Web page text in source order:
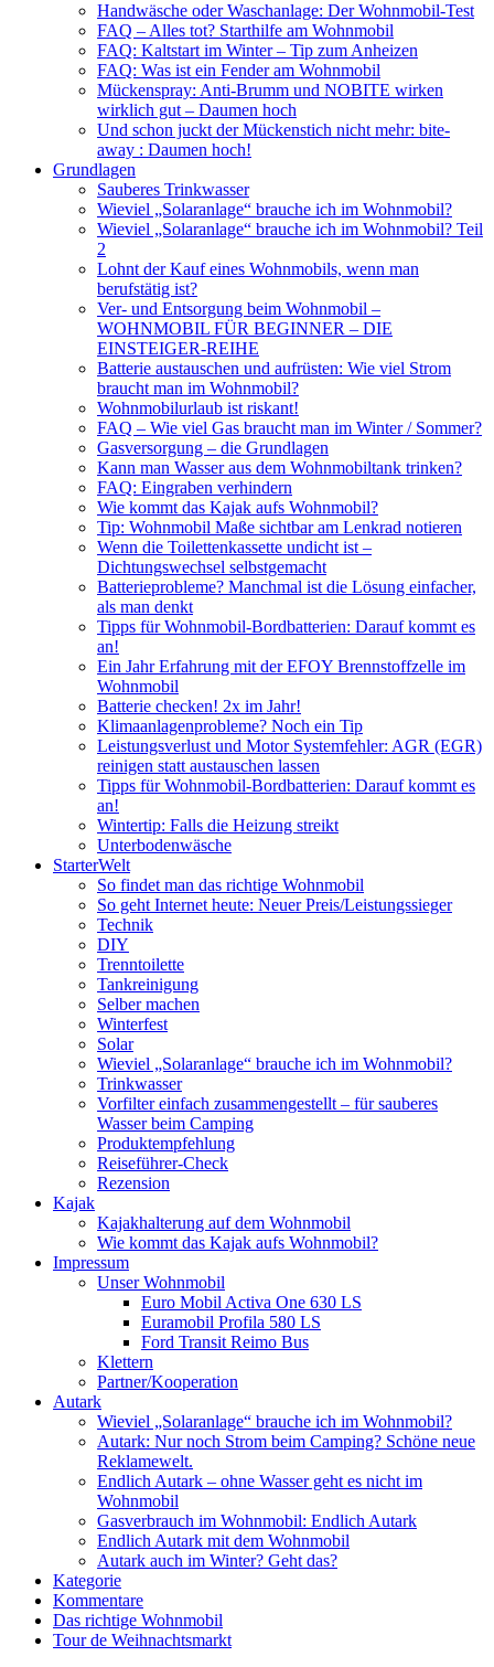
Handwäsche oder Waschanlage: Der Wohnmobil-Test
FAQ – Alles tot? Starthilfe am Wohnmobil
FAQ: Kaltstart im Winter – Tip zum Anheizen
FAQ: Was ist ein Fender am Wohnmobil
Mückenspray: Anti-Brumm und NOBITE wirken
wirklich gut – Daumen hoch
Und schon juckt der Mückenstich nicht mehr: bite-
away : Daumen hoch!
Grundlagen
Sauberes Trinkwasser
Wieviel „Solaranlage“ brauche ich im Wohnmobil?
Wieviel „Solaranlage“ brauche ich im Wohnmobil? Teil
2
Lohnt der Kauf eines Wohnmobils, wenn man
berufstätig ist?
Ver- und Entsorgung beim Wohnmobil –
WOHNMOBIL FÜR BEGINNER – DIE
EINSTEIGER-REIHE
Batterie austauschen und aufrüsten: Wie viel Strom
braucht man im Wohnmobil?
Wohnmobilurlaub ist riskant!
FAQ – Wie viel Gas braucht man im Winter / Sommer?
Gasversorgung – die Grundlagen
Kann man Wasser aus dem Wohnmobiltank trinken?
FAQ: Eingraben verhindern
Wie kommt das Kajak aufs Wohnmobil?
Tip: Wohnmobil Maße sichtbar am Lenkrad notieren
Wenn die Toilettenkassette undicht ist –
Dichtungswechsel selbstgemacht
Batterieprobleme? Manchmal ist die Lösung einfacher,
als man denkt
Tipps für Wohnmobil-Bordbatterien: Darauf kommt es
an!
Ein Jahr Erfahrung mit der EFOY Brennstoffzelle im
Wohnmobil
Batterie checken! 2x im Jahr!
Klimaanlagenprobleme? Noch ein Tip
Leistungsverlust und Motor Systemfehler: AGR (EGR)
reinigen statt austauschen lassen
Tipps für Wohnmobil-Bordbatterien: Darauf kommt es
an!
Wintertip: Falls die Heizung streikt
Unterbodenwäsche
StarterWelt
So findet man das richtige Wohnmobil
So geht Internet heute: Neuer Preis/Leistungssieger
Technik
DIY
Trenntoilette
Tankreinigung
Selber machen
Winterfest
Solar
Wieviel „Solaranlage“ brauche ich im Wohnmobil?
Trinkwasser
Vorfilter einfach zusammengestellt – für sauberes
Wasser beim Camping
Produktempfehlung
Reiseführer-Check
Rezension
Kajak
Kajakhalterung auf dem Wohnmobil
Wie kommt das Kajak aufs Wohnmobil?
Impressum
Unser Wohnmobil
Euro Mobil Activa One 630 LS
Euramobil Profila 580 LS
Ford Transit Reimo Bus
Klettern
Partner/Kooperation
Autark
Wieviel „Solaranlage“ brauche ich im Wohnmobil?
Autark: Nur noch Strom beim Camping? Schöne neue
Reklamewelt.
Endlich Autark – ohne Wasser geht es nicht im
Wohnmobil
Gasverbrauch im Wohnmobil: Endlich Autark
Endlich Autark mit dem Wohnmobil
Autark auch im Winter? Geht das?
Kategorie
Kommentare
Das richtige Wohnmobil
Tour de Weihnachtsmarkt